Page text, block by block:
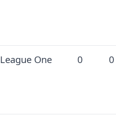
League One 0 0